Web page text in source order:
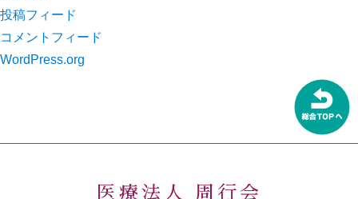
投稿フィード
コメントフィード
WordPress.org
医療法人 周行会